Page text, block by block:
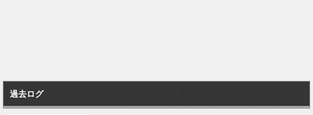
過去ログ